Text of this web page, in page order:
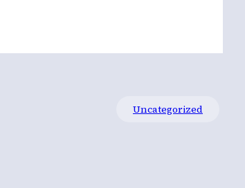
Uncategorized